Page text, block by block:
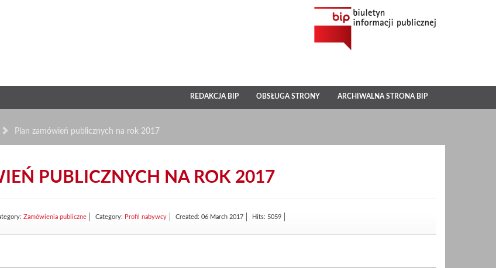
REDAKCJA BIP OBSŁUGA STRONY ARCHIWALNA STRONA BIP
Plan zamówień publicznych na rok 2017
PUBLICZNYCH NA ROK 2017
Zamówienia publiczne Category: Profil nabywcy Created: 06 March 2017 Hits: 5059